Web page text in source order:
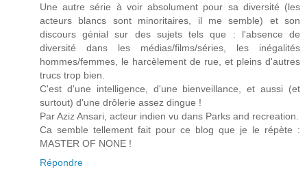
Une autre série à voir absolument pour sa diversité (les
acteurs blancs sont minoritaires, il me semble) et son
discours génial sur des sujets tels que : l'absence de
diversité dans les médias/films/séries, les inégalités
hommes/femmes, le harcèlement de rue, et pleins d'autres
trucs trop bien.
C'est d'une intelligence, d'une bienveillance, et aussi (et
surtout) d'une drôlerie assez dingue !
Par Aziz Ansari, acteur indien vu dans Parks and recreation.
Ca semble tellement fait pour ce blog que je le répète :
MASTER OF NONE !
Répondre